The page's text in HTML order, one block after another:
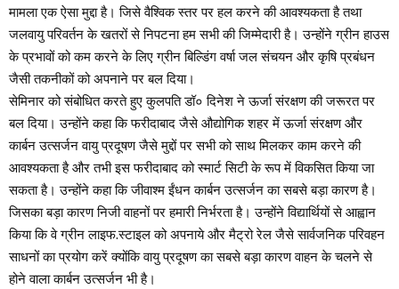
मामला एक ऐसा मुद्दा है। जिसे वैश्विक स्तर पर हल करने की आवश्यकता है तथा
जलवायु परिवर्तन के खतरों से निपटना हम सभी की जिम्मेदारी है। उन्होंने ग्रीन हाउस
के प्रभावों को कम करने के लिए ग्रीन बिल्डिंग वर्षा जल संचयन और कृषि प्रबंधन
जैसी तकनीकों को अपनाने पर बल दिया।
सेमिनार को संबोधित करते हुए कुलपति डॉ० दिनेश ने ऊर्जा संरक्षण की जरूरत पर
बल दिया। उन्होंने कहा कि फरीदाबाद जैसे औद्योगिक शहर में ऊर्जा संरक्षण और
कार्बन उत्सर्जन वायु प्रदूषण जैसे मुद्दों पर सभी को साथ मिलकर काम करने की
आवश्यकता है और तभी इस फरीदाबाद को स्मार्ट सिटी के रूप में विकसित किया जा
सकता है। उन्होंने कहा कि जीवाश्म ईंधन कार्बन उत्सर्जन का सबसे बड़ा कारण है।
जिसका बड़ा कारण निजी वाहनों पर हमारी निर्भरता है। उन्होंने विद्यार्थियों से आह्वान
किया कि वे ग्रीन लाइफ.स्टाइल को अपनाये और मैट्रो रेल जैसे सार्वजनिक परिवहन
साधनों का प्रयोग करें क्योंकि वायु प्रदूषण का सबसे बड़ा कारण वाहन के चलने से
होने वाला कार्बन उत्सर्जन भी है।